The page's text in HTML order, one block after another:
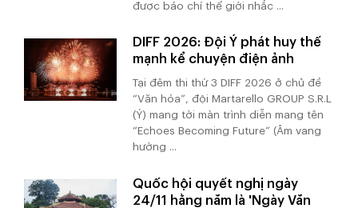
được báo chí thế giới nhắc ...
DIFF 2026: Đội Ý phát huy thế
mạnh kể chuyện điện ảnh
Tại đêm thi thứ 3 DIFF 2026 ở chủ đề
“Văn hóa”, đội Martarello GROUP S.R.L
(Ý) mang tới màn trình diễn mang tên
“Echoes Becoming Future” (Âm vang
hướng ...
Quốc hội quyết nghị ngày
24/11 hằng năm là 'Ngày Văn